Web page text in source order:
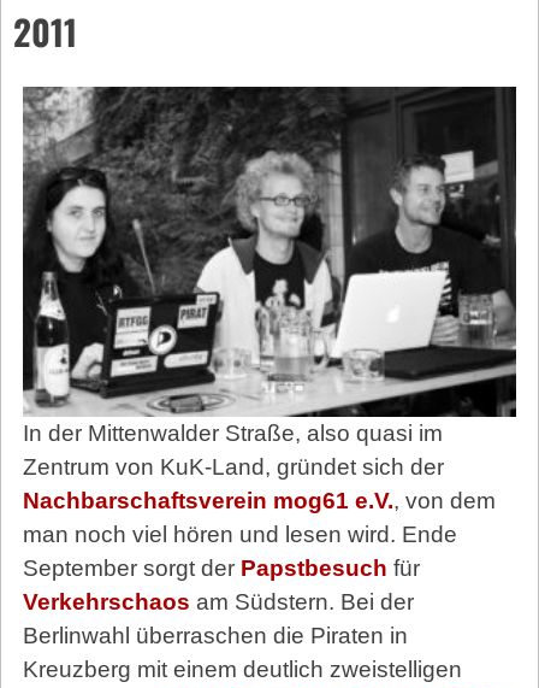
2011
In der Mittenwalder Straße, also quasi im
Zentrum von KuK-Land, gründet sich der
Nachbarschaftsverein mog61 e.V., von dem
man noch viel hören und lesen wird. Ende
September sorgt der Papstbesuch für
Verkehrschaos am Südstern. Bei der
Berlinwahl überraschen die Piraten in
Kreuzberg mit einem deutlich zweistelligen